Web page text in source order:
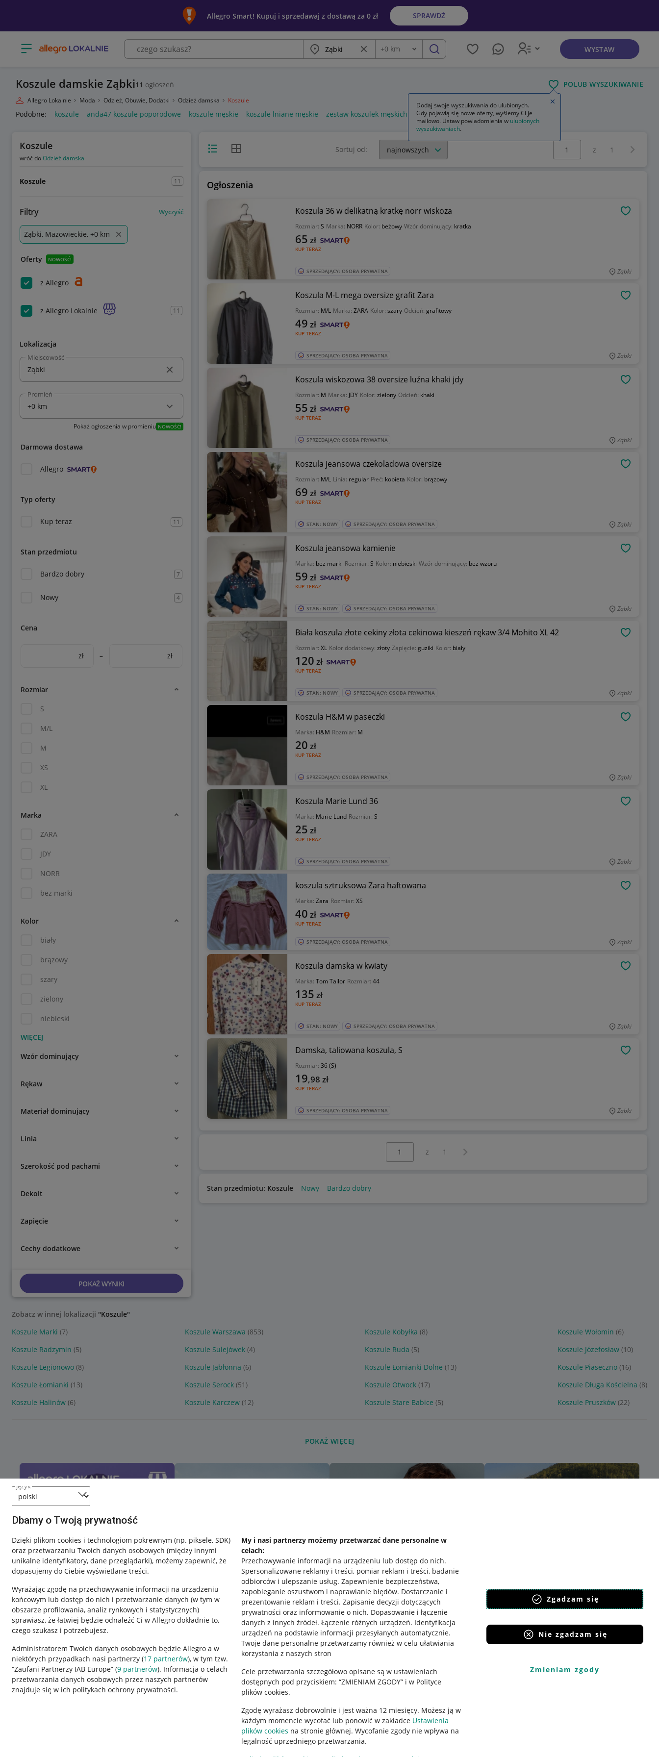
język
Dbamy o Twoją prywatność
Dzięki plikom cookies i technologiom pokrewnym (np. piksele, SDK)
oraz przetwarzaniu Twoich danych osobowych (między innymi
unikalne identyfikatory, dane przeglądarki), możemy zapewnić, że
dopasujemy do Ciebie wyświetlane treści.
Wyrażając zgodę na przechowywanie informacji na urządzeniu
końcowym lub dostęp do nich i przetwarzanie danych (w tym w
obszarze profilowania, analiz rynkowych i statystycznych)
sprawiasz, że łatwiej będzie odnaleźć Ci w Allegro dokładnie to,
czego szukasz i potrzebujesz.
Administratorem Twoich danych osobowych będzie Allegro a w
niektórych przypadkach nasi partnerzy (17 partnerów), w tym tzw.
“Zaufani Partnerzy IAB Europe” (9 partnerów). Informacja o celach
przetwarzania danych osobowych przez naszych partnerów
znajduje się w ich politykach ochrony prywatności.
My i nasi partnerzy możemy przetwarzać dane personalne w
celach:
Przechowywanie informacji na urządzeniu lub dostęp do nich.
Spersonalizowane reklamy i treści, pomiar reklam i treści, badanie
odbiorców i ulepszanie usług. Zapewnienie bezpieczeństwa,
zapobieganie oszustwom i naprawianie błędów. Dostarczanie i
prezentowanie reklam i treści. Zapisanie decyzji dotyczących
prywatności oraz informowanie o nich. Dopasowanie i łączenie
danych z innych źródeł. Łączenie różnych urządzeń. Identyfikacja
urządzeń na podstawie informacji przesyłanych automatycznie.
Twoje dane personalne przetwarzamy również w celu ułatwiania
korzystania z naszych stron
Cele przetwarzania szczegółowo opisane są w ustawieniach
dostępnych pod przyciskiem: “ZMIENIAM ZGODY” i w Polityce
plików cookies.
Zgodę wyrażasz dobrowolnie i jest ważna 12 miesięcy. Możesz ją w
każdym momencie wycofać lub ponowić w zakładce Ustawienia
plików cookies na stronie głównej. Wycofanie zgody nie wpływa na
legalność uprzedniego przetwarzania.
Zgadzam się
Nie zgadzam się
Zmieniam zgody
Allegro Smart! Kupuj i sprzedawaj z dostawą za 0 zł SPRAWDŹ
Otwórz menu z kategoriami Miasto Wyczyść frazę
Odległość
+0 km szukaj WYSTAW
Koszule damskie Ząbki11 ogłoszeń POLUB WYSZUKIWANIE
Allegro Lokalnie Moda Odzież, Obuwie, Dodatki Odzież damska Koszule
Podobne: koszule anda47 koszule poporodowe koszule męskie koszule lniane męskie zestaw koszulek męskich
Koszule
wróć doOdzież damska
Koszule 11
Filtry Wyczyść
Ząbki, Mazowieckie, +0 km
Oferty NOWOŚĆ!
z Allegro
z Allegro Lokalnie 11
Lokalizacja
Miejscowość
Promień
Pokaż ogłoszenia w promieniu NOWOŚĆ!
Darmowa dostawa
Allegro
Typ oferty
Kup teraz 11
Stan przedmiotu
Bardzo dobry 7
Nowy 4
Cena
zł – zł
Rozmiar
S
M/L
M
XS
XL
Marka
ZARA
JDY
NORR
bez marki
Kolor
biały
brązowy
szary
zielony
niebieski
Wzór dominujący
Rękaw
Materiał dominujący
Linia
Szerokość pod pachami
Dekolt
Zapięcie
Cechy dodatkowe
POKAŻ WYNIKI
Widok listyWidok siatki Sortuj od:
Wybierz stronę:
z 1
Ogłoszenia
Koszula 36 w delikatną kratkę norr wiskoza
Rozmiar: S Marka: NORR Kolor: beżowy Wzór dominujący: kratka
KUP TERAZ
65 zł
SPRZEDAJĄCY: OSOBA PRYWATNA Ząbki
Koszula M-L mega oversize grafit Zara
Rozmiar: M/L Marka: ZARA Kolor: szary Odcień: grafitowy
KUP TERAZ
49 zł
SPRZEDAJĄCY: OSOBA PRYWATNA Ząbki
Koszula wiskozowa 38 oversize luźna khaki jdy
Rozmiar: M Marka: JDY Kolor: zielony Odcień: khaki
KUP TERAZ
55 zł
SPRZEDAJĄCY: OSOBA PRYWATNA Ząbki
Koszula jeansowa czekoladowa oversize
Rozmiar: M/L Linia: regular Płeć: kobieta Kolor: brązowy
KUP TERAZ
69 zł
STAN: NOWY SPRZEDAJĄCY: OSOBA PRYWATNA Ząbki
Koszula jeansowa kamienie
Marka: bez marki Rozmiar: S Kolor: niebieski Wzór dominujący: bez wzoru
KUP TERAZ
59 zł
STAN: NOWY SPRZEDAJĄCY: OSOBA PRYWATNA Ząbki
Biała koszula złote cekiny złota cekinowa kieszeń rękaw 3/4 Mohito XL 42
Rozmiar: XL Kolor dodatkowy: złoty Zapięcie: guziki Kolor: biały
KUP TERAZ
120 zł
STAN: NOWY SPRZEDAJĄCY: OSOBA PRYWATNA Ząbki
Koszula H&M w paseczki
Marka: H&M Rozmiar: M
KUP TERAZ
20 zł
SPRZEDAJĄCY: OSOBA PRYWATNA Ząbki
Koszula Marie Lund 36
Marka: Marie Lund Rozmiar: S
KUP TERAZ
25 zł
SPRZEDAJĄCY: OSOBA PRYWATNA Ząbki
koszula sztruksowa Zara haftowana
Marka: Zara Rozmiar: XS
KUP TERAZ
40 zł
SPRZEDAJĄCY: OSOBA PRYWATNA Ząbki
Koszula damska w kwiaty
Marka: Tom Tailor Rozmiar: 44
KUP TERAZ
135 zł
STAN: NOWY SPRZEDAJĄCY: OSOBA PRYWATNA Ząbki
Damska, taliowana koszula, S
Rozmiar: 36 (S)
KUP TERAZ
19,98 zł
SPRZEDAJĄCY: OSOBA PRYWATNA Ząbki
z 1 Następna strona
Stan przedmiotu: Koszule Nowy Bardzo dobry
Zobacz w innej lokalizacji "Koszule"
Koszule Marki (7) Koszule Warszawa (853) Koszule Kobyłka (8) Koszule Wołomin (6)
Koszule Radzymin (5) Koszule Sulejówek (4) Koszule Ruda (5) Koszule Józefosław (10)
Koszule Legionowo (8) Koszule Jabłonna (6) Koszule Łomianki Dolne (13) Koszule Piaseczno (16)
Koszule Łomianki (13) Koszule Serock (51) Koszule Otwock (17) Koszule Długa Kościelna (8)
Koszule Halinów (6) Koszule Karczew (12) Koszule Stare Babice (5) Koszule Pruszków (22)
POKAŻ WIĘCEJ
Przydatne informacje
Jak to działa
Napisz do nas
Allegro Gadane dla sprzedających
Regulamin
Polityka plików "cookies"
Ustawienia plików "cookies"
Udostępnianie lokalizacji
Informacje dla Aktu o Usługach Cyfrowych
Pobierz aplikację
Dodaj swoje wyszukiwania do ulubionych.
Gdy pojawią się nowe oferty, wyślemy Ci je
mailowo. Ustaw powiadomienia w ulubionych
wyszukiwaniach.
Zamknij wskazówkę